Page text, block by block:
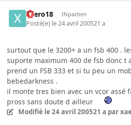
xaero18 INpactien
Posté(e) le 24 avril 200521 a
surtout que le 3200+ a un fsb 400 .
suporte maximum 400 de fsb donc t
prend un FSB 333 et si tu peu un
bebedarkness .
il monte tres bien avec un vcor assé
pross sans doute d ailleur
Modifié le 24 avril 200521 a par